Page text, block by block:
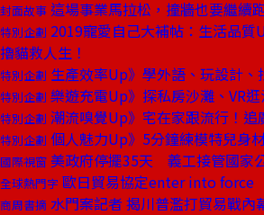
封面故事 這場事業馬拉松，撞牆也要繼續
特別企劃 2019寵愛自己大補帖：生活品質
擼貓救人生！
特別企劃 生產效率Up》學外語、玩設計、
特別企劃 樂遊充電Up》探私房沙灘、VR
特別企劃 潮流嗅覺Up》宅在家跟流行！
特別企劃 個人魅力Up》5分鐘練模特兒身
國際視窗 美政府停擺35天 義工接管國家
全球熱門字 歐日貿易協定enter into force
商周書摘 水門案記者 揭川普濫打貿易戰內